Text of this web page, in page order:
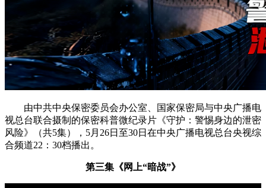
由中共中央保密委员会办公室、国家保密局与中央广播电
视总台联合摄制的保密科普微纪录片《守护：警惕身边的泄密
风险》（共5集），5月26日至30日在中央广播电视总台央视综
合频道22：30档播出。
第三集《网上“暗战”》